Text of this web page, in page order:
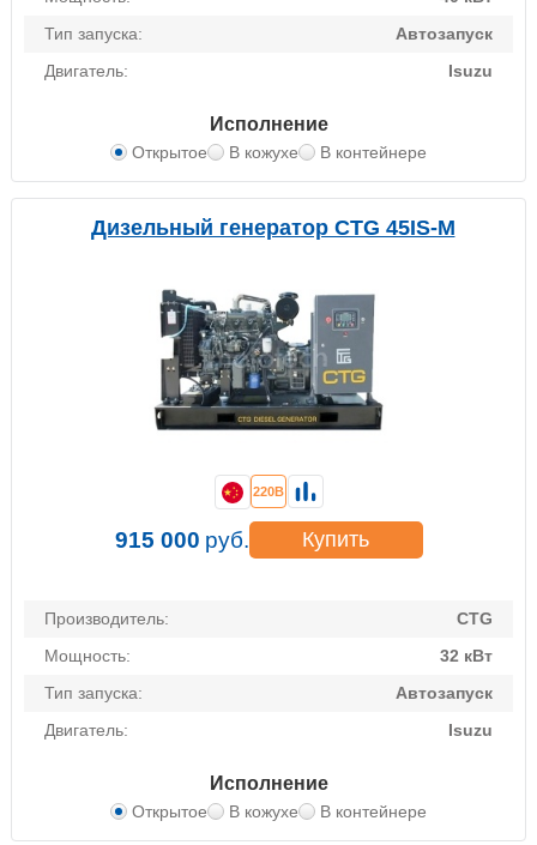
Тип запуска:
Автозапуск
Двигатель:
Isuzu
Исполнение
Открытое В кожухе В контейнере
Дизельный генератор CTG 45IS-M
Производитель:
CTG
Мощность:
32 кВт
Тип запуска:
Автозапуск
Двигатель:
Isuzu
Исполнение
Открытое В кожухе В контейнере
220В
915 000 руб. Купить